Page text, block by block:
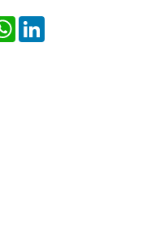
WhatsApp